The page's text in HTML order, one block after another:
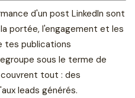
d'un post LinkedIn sont
portée, l'engagement et les
tes publications
sous le terme de
tout : des
leads générés.